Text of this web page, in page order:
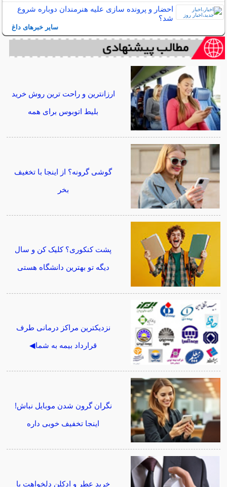
احضار و پرونده سازی علیه هنرمندان دوباره شروع
شد؟
سایر خبرهای داغ
ارزانترین و راحت ترین روش خرید
بلیط اتوبوس برای همه
گوشی گرونه؟ از اینجا با تخغیف
بخر
پشت کنکوری؟ کلیک کن و سال
دیگه تو بهترین دانشگاه هستی
نزدیکترین مراکز درمانی طرف
قرارداد بیمه به شما◀
نگران گرون شدن موبایل نباش!
اینجا تخفیف خوبی داره
خرید عطر و ادکلن دلخواهت با